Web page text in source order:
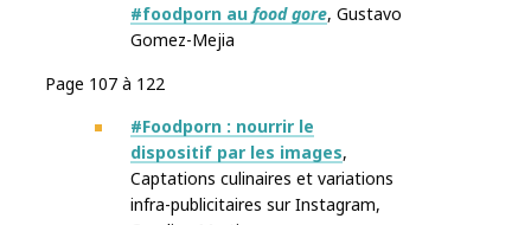
#foodporn au food gore, Gustavo
Gomez-Mejia
Page 107 à 122
#Foodporn : nourrir le
dispositif par les images,
Captations culinaires et variations
infra-publicitaires sur Instagram,